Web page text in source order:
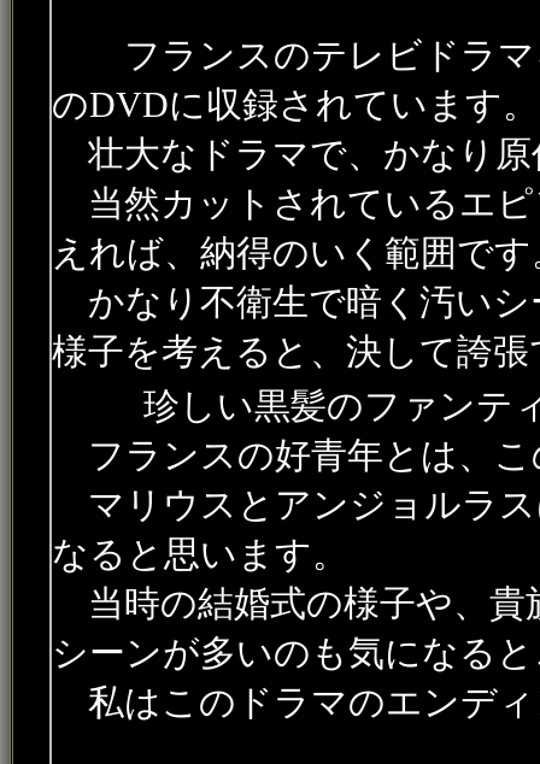
フランスのテレビドラマ
のDVDに収録されています。
壮大なドラマで、かなり原
当然カットされているエ
えれば、納得のいく範囲です
かなり不衛生で暗く汚いシ
様子を考えると、決して誇
珍しい黒髪のファンテ
フランスの好青年とは、
マリウスとアンジョルラス
なると思います。
当時の結婚式の様子や、貴
シーンが多いのも気になる
私はこのドラマのエンデ